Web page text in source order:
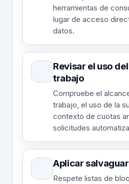
herramientas de
lugar de acceso
datos.
Revisar el uso
trabajo
Compruebe el
trabajo, el uso de la
contexto de cuotas
solicitudes
Aplicar
Respete listas de